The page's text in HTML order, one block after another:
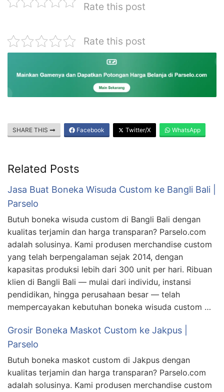
Rate this post
Rate this post
SHARE THIS Facebook Twitter/X WhatsApp
Related Posts
Jasa Buat Boneka Wisuda Custom ke Bangli Bali |
Parselo
Butuh boneka wisuda custom di Bangli Bali dengan
kualitas terjamin dan harga transparan? Parselo.com
adalah solusinya. Kami produsen merchandise custom
yang telah berpengalaman sejak 2014, dengan
kapasitas produksi lebih dari 300 unit per hari. Ribuan
klien di Bangli Bali — mulai dari individu, instansi
pendidikan, hingga perusahaan besar — telah
mempercayakan kebutuhan boneka wisuda custom …
Grosir Boneka Maskot Custom ke Jakpus |
Parselo
Butuh boneka maskot custom di Jakpus dengan
kualitas terjamin dan harga transparan? Parselo.com
adalah solusinya. Kami produsen merchandise custom